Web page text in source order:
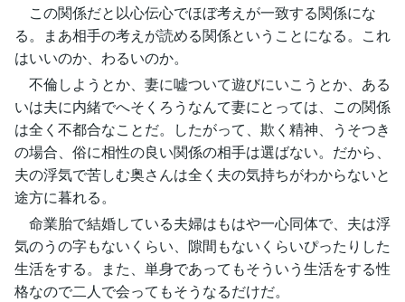
この関係だと以心伝心でほぼ考えが一致する関係にな
る。まあ相手の考えが読める関係ということになる。これ
はいいのか、わるいのか。
不倫しようとか、妻に嘘ついて遊びにいこうとか、ある
いは夫に内緒でへそくろうなんて妻にとっては、この関係
は全く不都合なことだ。したがって、欺く精神、うそつき
の場合、俗に相性の良い関係の相手は選ばない。だから、
夫の浮気で苦しむ奥さんは全く夫の気持ちがわからないと
途方に暮れる。
命業胎で結婚している夫婦はもはや一心同体で、夫は浮
気のうの字もないくらい、隙間もないくらいぴったりした
生活をする。また、単身であってもそういう生活をする性
格なので二人で会ってもそうなるだけだ。